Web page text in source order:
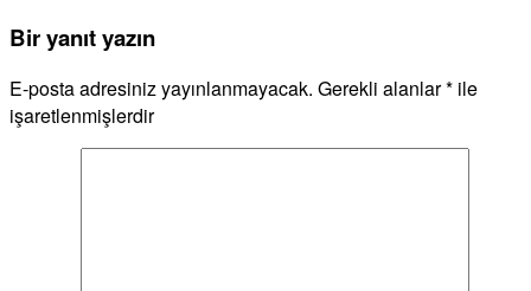
Bir yanıt yazın
E-posta adresiniz yayınlanmayacak. Gerekli alanlar* ile
işaretlenmişlerdir